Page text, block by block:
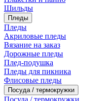
Шильды
Пледы
Пледы
Акриловые пледы
Вязание на заказ
Дорожные пледы
Плед-подушка
Пледы для пикника
Флисовые пледы
Посуда / термокружки
Посуда / термокружки